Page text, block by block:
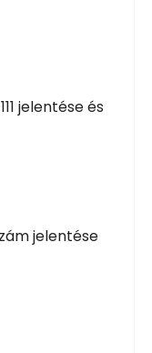
jelentése és
jelentése